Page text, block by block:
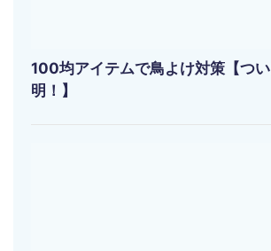
100均アイテムで鳥よけ対策【つ
明！】